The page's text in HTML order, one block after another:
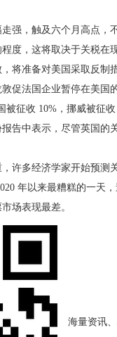
，触及六个月高点，不
，这将取决于关税在
准备对美国采取反制措
法国企业暂停在美国的
收 10%，挪威被征收
中表示，尽管英国的关
多经济学家开始预测关
年以来最糟糕的一天，
场表现最差。
海量资讯